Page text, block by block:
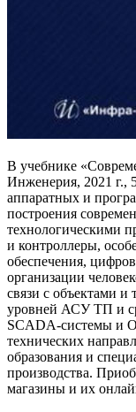
В учебнике
Инженерия, 2021 г.,
аппаратных и
построения
технологическими
и контроллеры,
обеспечения,
организации
связи с объектами и
уровней АСУ ТП и
SCADA-системы и
технических
образования и
производства.
магазины и их